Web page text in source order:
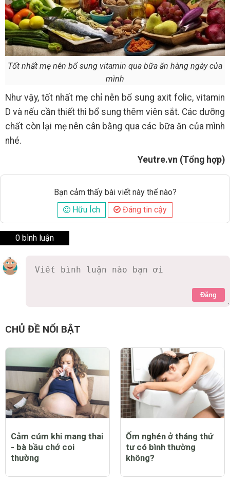
Tốt nhất mẹ nên bổ sung vitamin qua bữa ăn hàng ngày của
mình
Như vậy, tốt nhất mẹ chỉ nên bổ sung axit folic, vitamin
D và nếu cần thiết thì bổ sung thêm viên sắt. Các dưỡng
chất còn lại mẹ nên cân bằng qua các bữa ăn của mình
nhé.
Yeutre.vn (Tổng hợp)
Bạn cảm thấy bài viết này thế nào?
Hữu Ích
Đáng tin cậy
0 bình luận
Đăng
CHỦ ĐỀ NỔI BẬT
Cảm cúm khi mang thai
- bà bầu chớ coi
thường
Ốm nghén ở tháng thứ
tư có bình thường
không?